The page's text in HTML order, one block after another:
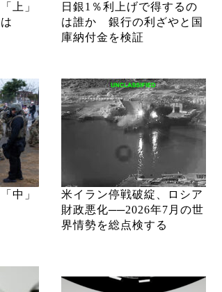
上」
日銀1％利上げで得するの
は誰か 銀行の利ざやと国
庫納付金を検証
中」
米イラン停戦破綻、ロシア
財政悪化──2026年7月の世
界情勢を総点検する